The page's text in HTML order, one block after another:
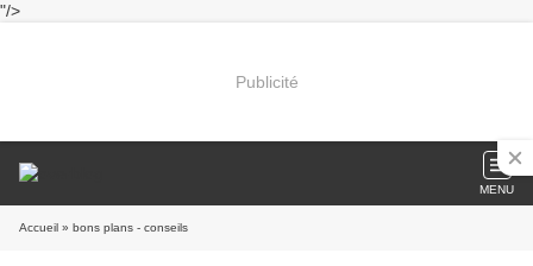
"/>
Publicité
MENU
Accueil » bons plans - conseils